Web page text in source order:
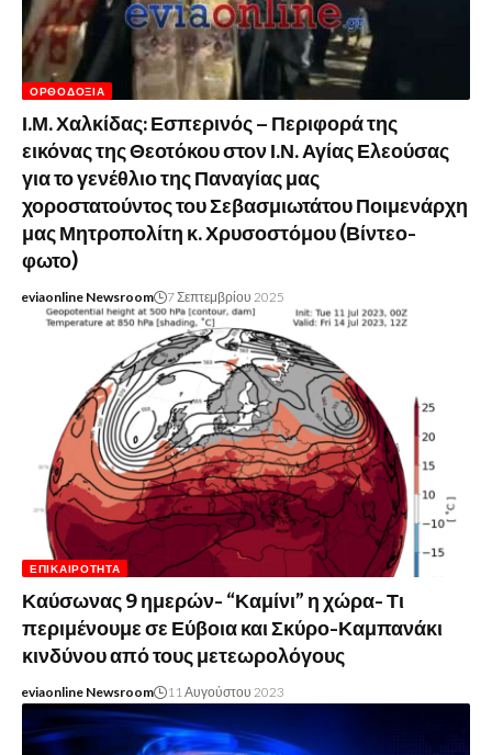
ΟΡΘΟΔΟΞΊΑ
Ι.Μ. Χαλκίδας: Εσπερινός – Περιφορά της
εικόνας της Θεοτόκου στον Ι.Ν. Αγίας Ελεούσας
για το γενέθλιο της Παναγίας μας
χοροστατούντος του Σεβασμιωτάτου Ποιμενάρχη
μας Μητροπολίτη κ. Χρυσοστόμου (Βίντεο-
φωτο)
eviaonline Newsroom 7 Σεπτεμβρίου 2025
ΕΠΙΚΑΙΡΌΤΗΤΑ
Καύσωνας 9 ημερών- “Καμίνι” η χώρα- Τι
περιμένουμε σε Εύβοια και Σκύρο-Καμπανάκι
κινδύνου από τους μετεωρολόγους
eviaonline Newsroom 11 Αυγούστου 2023